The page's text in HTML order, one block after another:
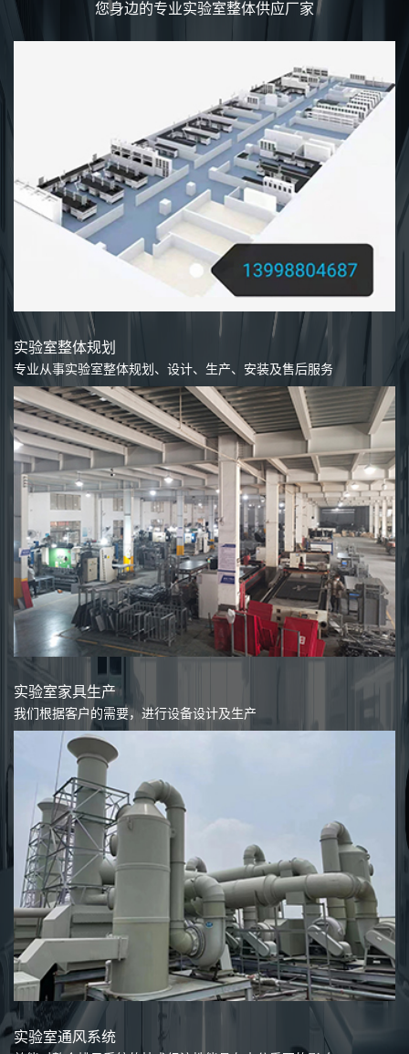
您身边的专业实验室整体供应厂家
实验室整体规划
专业从事实验室整体规划、设计、生产、安装及售后服务
实验室家具生产
我们根据客户的需要，进行设备设计及生产
实验室通风系统